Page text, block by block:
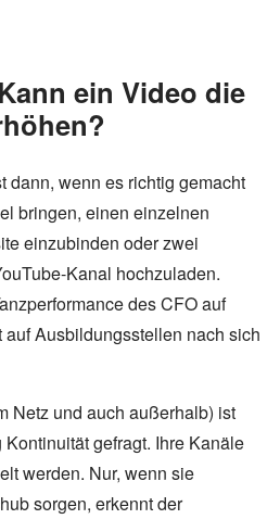
ein Video die
dann, wenn es richtig gemacht
bringen, einen einzelnen
einzubinden oder zwei
Kanal hochzuladen.
des CFO auf
Ausbildungsstellen nach sich
Netz und auch außerhalb) ist
gefragt. Ihre Kanäle
werden. Nur, wenn sie
sorgen, erkennt der